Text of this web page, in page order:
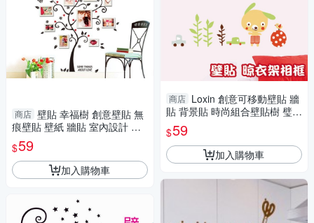
商店 壁貼 幸福樹 創意壁貼 無
痕壁貼 壁紙 牆貼 室內設計 裝
潢 Loxin
$59
加入購物車
商店 Loxin 創意可移動壁貼 牆
貼 背景貼 時尚組合壁貼樹 璧貼
磁磚貼 晾衣架相框
$59
加入購物車